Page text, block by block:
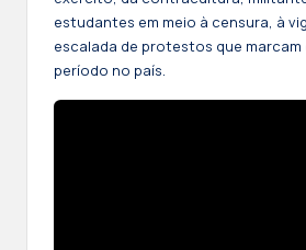
estudantes em meio à censura, à
escalada de protestos que marcam
período no país.